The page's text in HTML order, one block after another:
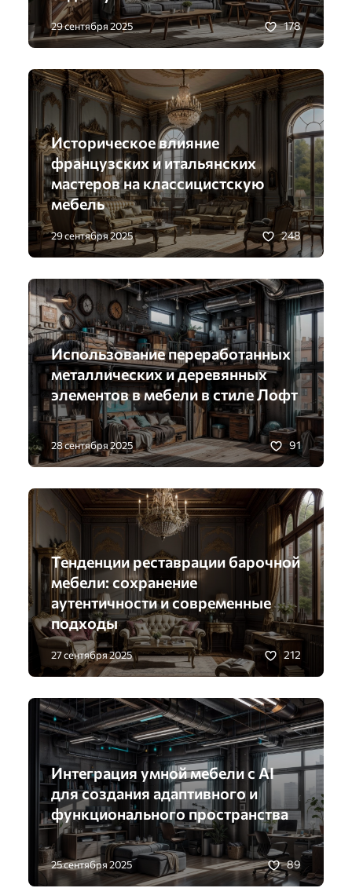
29 сентября 2025 178
Историческое влияние
французских и итальянских
мастеров на классицистскую
мебель
29 сентября 2025 248
Использование переработанных
металлических и деревянных
элементов в мебели в стиле Лофт
28 сентября 2025 91
Тенденции реставрации барочной
мебели: сохранение
аутентичности и современные
подходы
27 сентября 2025 212
Интеграция умной мебели с AI
для создания адаптивного и
функционального пространства
25 сентября 2025 89